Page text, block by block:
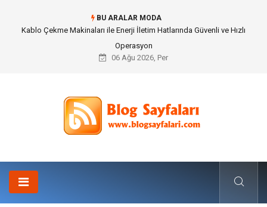
BU ARALAR MODA
Magnezyum Takviyesi Nedir ve Neden Önemlidir?
06 Ağu 2026, Per